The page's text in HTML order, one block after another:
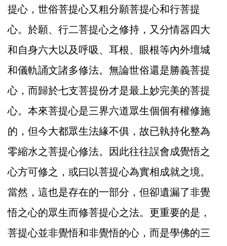
提心，世俗菩提心又粗分願菩提心和行菩提
心。於願、行二菩提心之修持，又分情器四大
和自身六大以及呼吸、耳根、眼根等內外壇城
和儀軌誦文諸多修法。無論世俗還是勝義菩提
心，而歸於七支菩提份才是最上妙完美的菩提
心。本來菩提心是三界六道眾生個個有權修施
的，但今大都眾生法緣不俱，故已執持化整為
零縮水之菩提心修法。因此往往誤會成覺悟之
心方可修之，或曰以菩提心為實相成就之境。
當然，這也是存在的一部分，但卻遺漏了非覺
悟之心的眾生而修菩提心之法。更重要的是，
菩提心並非覺悟和非覺悟的心，而是學佛的三